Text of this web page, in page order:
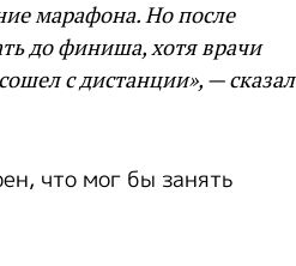
марафона. Но после
до финиша, хотя врачи
с дистанции», — сказал
что мог бы занять